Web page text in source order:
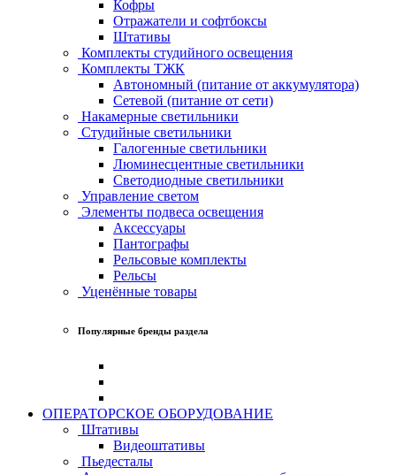
Кофры
Отражатели и софтбоксы
Штативы
Комплекты студийного освещения
Комплекты ТЖК
Автономный (питание от аккумулятора)
Сетевой (питание от сети)
Накамерные светильники
Студийные светильники
Галогенные светильники
Люминесцентные светильники
Светодиодные светильники
Управление светом
Элементы подвеса освещения
Аксессуары
Пантографы
Рельсовые комплекты
Рельсы
Уценённые товары
Популярные бренды раздела
ОПЕРАТОРСКОЕ ОБОРУДОВАНИЕ
Штативы
Видеоштативы
Пьедесталы